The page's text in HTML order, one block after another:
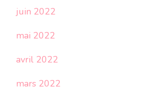
juin 2022
mai 2022
avril 2022
mars 2022